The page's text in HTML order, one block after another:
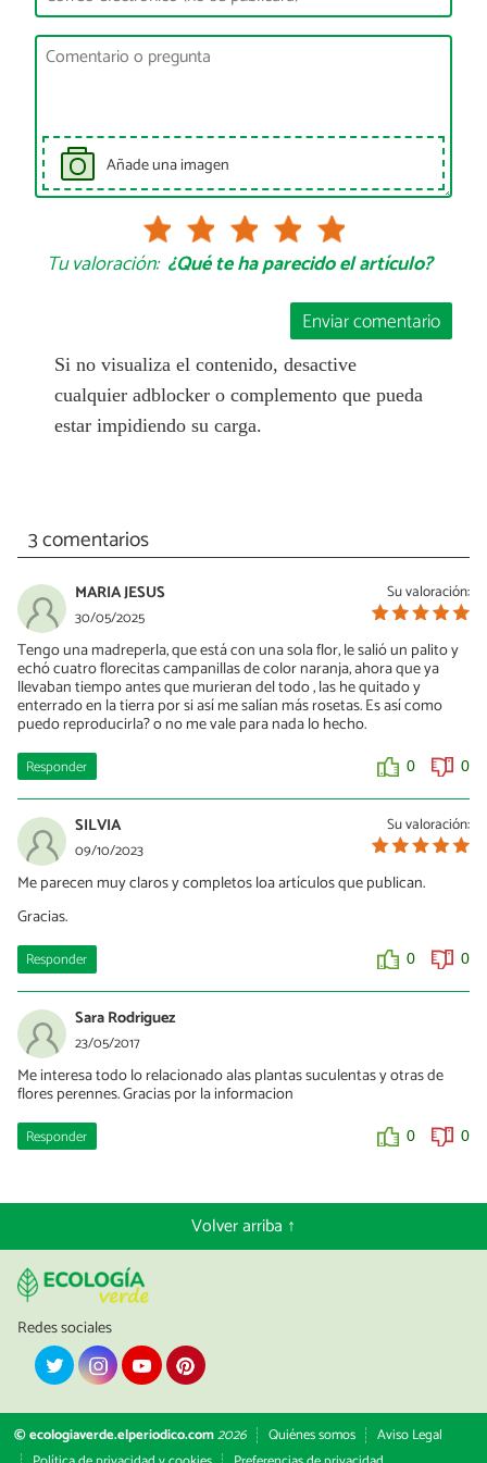
Añade una imagen
Tu valoración: ¿Qué te ha parecido el artículo?
Enviar comentario
Si no visualiza el contenido, desactive
cualquier adblocker o complemento que pueda
estar impidiendo su carga.
3 comentarios
Su valoración:
MARIA JESUS
30/05/2025
Tengo una madreperla, que está con una sola flor, le salió un palito y
echó cuatro florecitas campanillas de color naranja, ahora que ya
llevaban tiempo antes que murieran del todo , las he quitado y
enterrado en la tierra por si así me salían más rosetas. Es así como
puedo reproducirla? o no me vale para nada lo hecho.
Responder 0 0
Su valoración:
SILVIA
09/10/2023
Me parecen muy claros y completos loa artículos que publican.
Gracias.
Responder 0 0
Sara Rodriguez
23/05/2017
Me interesa todo lo relacionado alas plantas suculentas y otras de
flores perennes. Gracias por la informacion
Responder 0 0
Volver arriba ↑
Redes sociales
© ecologiaverde.elperiodico.com2026 Quiénes somos
Aviso Legal